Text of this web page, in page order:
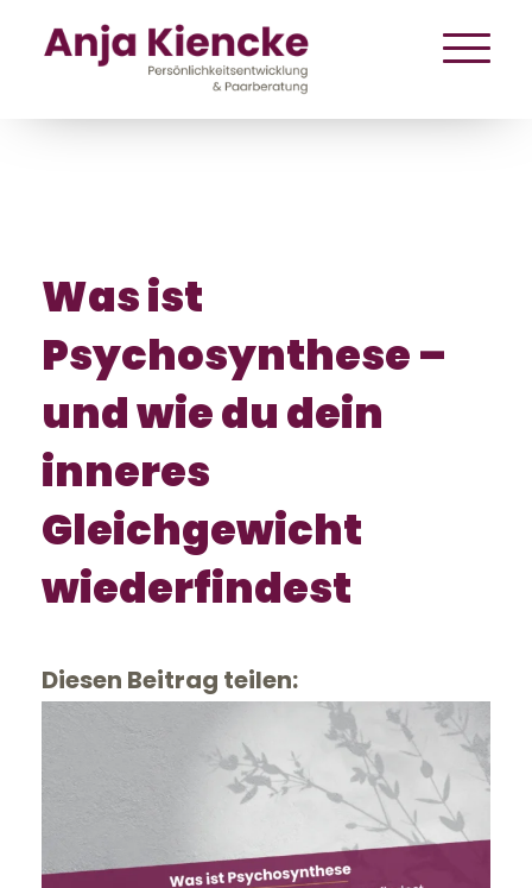
Was ist
Psychosynthese –
und wie du dein
inneres
Gleichgewicht
wiederfindest
Diesen Beitrag teilen: